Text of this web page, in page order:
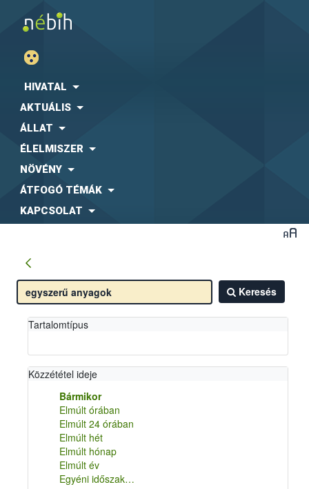
HIVATAL
AKTUÁLIS
ÁLLAT
ÉLELMISZER
NÖVÉNY
ÁTFOGÓ TÉMÁK
KAPCSOLAT
Keresés
Tartalomtípus
Közzététel ideje
Bármikor
Elmúlt órában
Elmúlt 24 órában
Elmúlt hét
Elmúlt hónap
Elmúlt év
Egyéni időszak…